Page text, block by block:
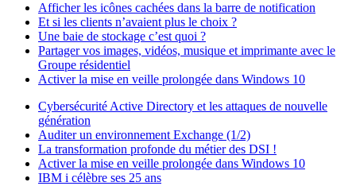
Afficher les icônes cachées dans la barre de notification
Et si les clients n’avaient plus le choix ?
Une baie de stockage c’est quoi ?
Partager vos images, vidéos, musique et imprimante avec le
Groupe résidentiel
Activer la mise en veille prolongée dans Windows 10
Cybersécurité Active Directory et les attaques de nouvelle
génération
Auditer un environnement Exchange (1/2)
La transformation profonde du métier des DSI !
Activer la mise en veille prolongée dans Windows 10
IBM i célèbre ses 25 ans